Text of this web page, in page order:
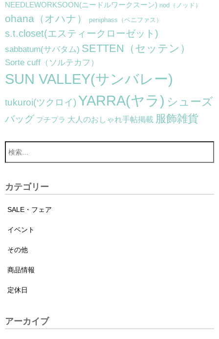
NEEDLEWORKSOON(ニードルワークスーン) nod（ノッド）
ohana（オハナ） peniphass（ペニファス）
s.t.closet(エスティークローゼット)
sabbatum(サバタム) SETTEN（セッテン）
Sorte cuff（ソルテカフ）
SUN VALLEY(サンバレー)
tukuroi(ツクロイ) YARRA(ヤラ) シューズ
バッグ プチプラ 大人のおしゃれ手帖掲載 服飾雑貨
カテゴリー
SALE・フェア
イベント
その他
商品情報
定休日
アーカイブ